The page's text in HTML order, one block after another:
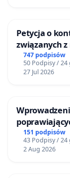
Petycja o
związanych
747 podpisów
50 Podpisy / 24
27 Jul 2026
151 podpisów
43 Podpisy / 24
2 Aug 2026